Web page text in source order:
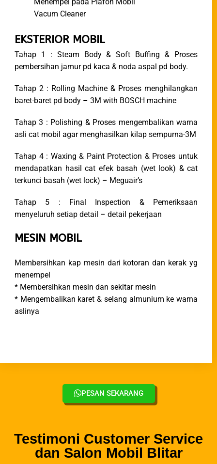
Vacum Cleaner
EKSTERIOR MOBIL
Tahap 1 : Steam Body & Soft Buffing & Proses
pembersihan jamur pd kaca & noda aspal pd body.
Tahap 2 : Rolling Machine & Proses menghilangkan
baret-baret pd body – 3M with BOSCH machine
Tahap 3 : Polishing & Proses mengembalikan warna
asli cat mobil agar menghasilkan kilap sempurna-3M
Tahap 4 : Waxing & Paint Protection & Proses untuk
mendapatkan hasil cat efek basah (wet look) & cat
terkunci basah (wet lock) – Meguair’s
Tahap 5 : Final Inspection & Pemeriksaan
menyeluruh setiap detail – detail pekerjaan
MESIN MOBIL
Membersihkan kap mesin dari kotoran dan kerak yg
menempel
* Membersihkan mesin dan sekitar mesin
* Mengembalikan karet & selang almunium ke warna
aslinya
PESAN SEKARANG
Testimoni Customer Service
dan Salon Mobil Blitar